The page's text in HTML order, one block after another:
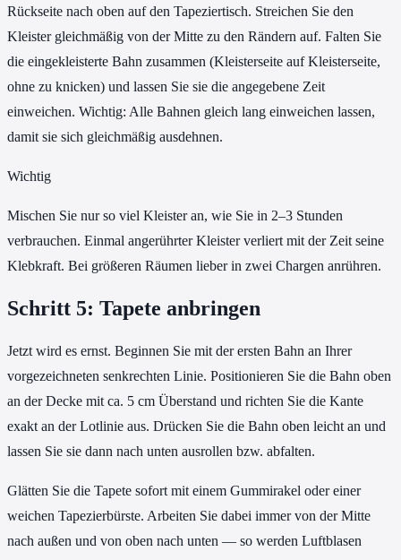
Rückseite nach oben auf den Tapeziertisch. Streichen Sie den
Kleister gleichmäßig von der Mitte zu den Rändern auf. Falten Sie
die eingekleisterte Bahn zusammen (Kleisterseite auf Kleisterseite,
ohne zu knicken) und lassen Sie sie die angegebene Zeit
einweichen. Wichtig: Alle Bahnen gleich lang einweichen lassen,
damit sie sich gleichmäßig ausdehnen.
Wichtig
Mischen Sie nur so viel Kleister an, wie Sie in 2–3 Stunden
verbrauchen. Einmal angerührter Kleister verliert mit der Zeit seine
Klebkraft. Bei größeren Räumen lieber in zwei Chargen anrühren.
Schritt 5: Tapete anbringen
Jetzt wird es ernst. Beginnen Sie mit der ersten Bahn an Ihrer
vorgezeichneten senkrechten Linie. Positionieren Sie die Bahn oben
an der Decke mit ca. 5 cm Überstand und richten Sie die Kante
exakt an der Lotlinie aus. Drücken Sie die Bahn oben leicht an und
lassen Sie sie dann nach unten ausrollen bzw. abfalten.
Glätten Sie die Tapete sofort mit einem Gummirakel oder einer
weichen Tapezierbürste. Arbeiten Sie dabei immer von der Mitte
nach außen und von oben nach unten — so werden Luftblasen